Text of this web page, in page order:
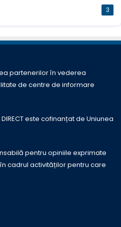
3
partenerilor în vederea
de centre de informare
DIRECT este cofinanțat de Uniunea
pentru opiniile exprimate
cadrul activităților pentru care